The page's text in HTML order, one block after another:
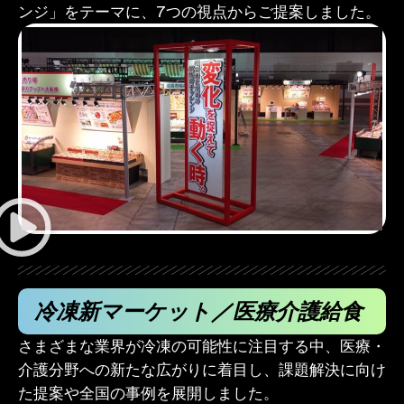
ンジ」をテーマに、7つの視点からご提案しました。
冷凍新マーケット／医療介護給食
さまざまな業界が冷凍の可能性に注目する中、医療・
介護分野への新たな広がりに着目し、課題解決に向け
た提案や全国の事例を展開しました。